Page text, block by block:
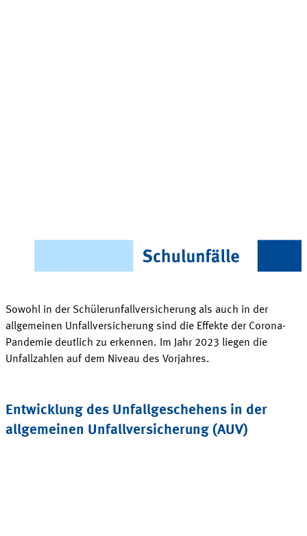
Sowohl in der Schülerunfallversicherung als auch in der
allgemeinen Unfallversicherung sind die Effekte der Corona-
Pandemie deutlich zu erkennen.
Im Jahr 2023 liegen die
Unfallzahlen auf dem Niveau des Vorjahres.
Entwicklung des Unfallgeschehens in der
allgemeinen Unfallversicherung (AUV)